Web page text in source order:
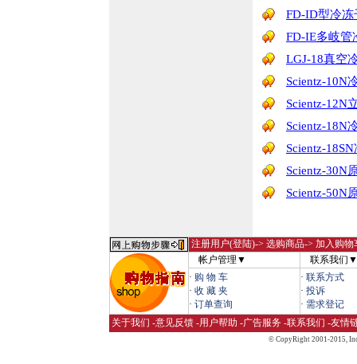
FD-ID型冷冻
FD-IE多岐管
LGJ-18真空
Scientz-10N
Scientz-12N
Scientz-18N
Scientz-
Scientz-30N
Scientz-50N
注册用户(登陆)-> 选购商品-> 加入购
帐户管理▼
联系我们▼
· 购 物 车
· 收 藏 夹
· 订单查询
· 联系方式
· 投诉
· 需求登记
关于我们 -意见反馈 -用户帮助 -广告服务 -联系我们 -友情
© CopyRight 2001-2015,